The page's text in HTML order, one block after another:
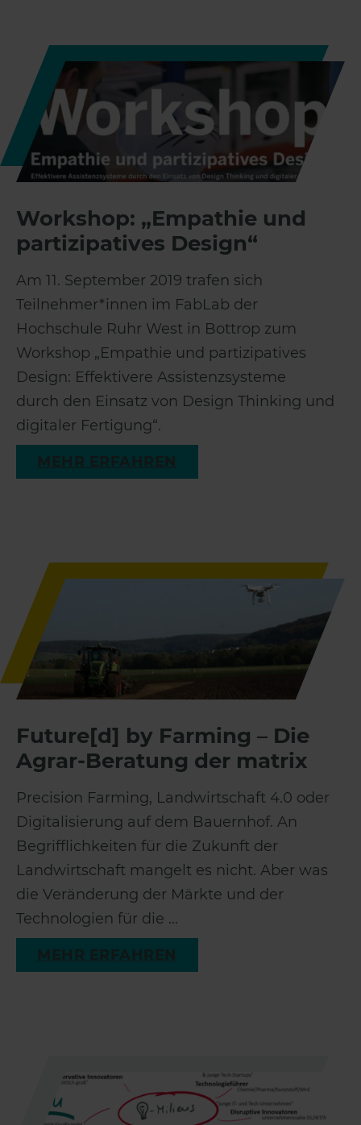
Workshop: „Empathie und
partizipatives Design“
Am 11. September 2019 trafen sich
Teilnehmer*innen im FabLab der
Hochschule Ruhr West in Bottrop zum
Workshop „Empathie und partizipatives
Design: Effektivere Assistenzsysteme
durch den Einsatz von Design Thinking und
digitaler Fertigung“.
Future[d] by Farming – Die
Agrar-Beratung der matrix
Precision Farming, Landwirtschaft 4.0 oder
Digitalisierung auf dem Bauernhof. An
Begrifflichkeiten für die Zukunft der
Landwirtschaft mangelt es nicht. Aber was
die Veränderung der Märkte und der
Technologien für die ...